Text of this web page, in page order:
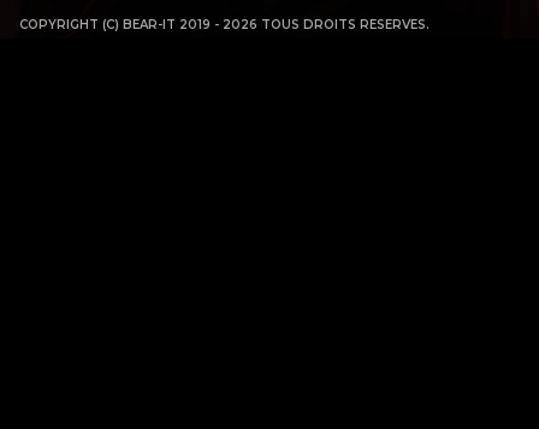
COPYRIGHT (C) BEAR-IT 2019 - 2026 TOUS DROITS RESERVES.